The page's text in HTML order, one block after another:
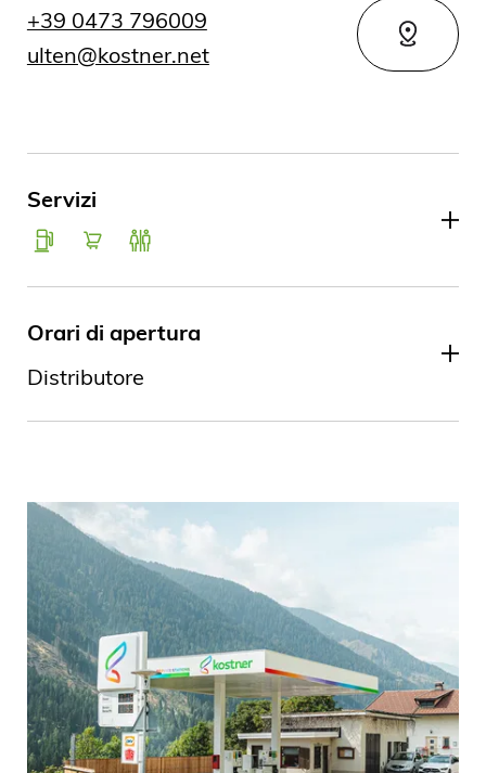
+39 0473 796009
ulten@kostner.net
Servizi
Orari di apertura
Distributore